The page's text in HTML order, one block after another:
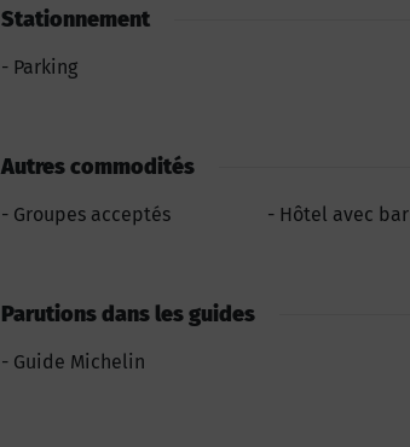
Stationnement
Parking
Autres commodités
Groupes acceptés Hôtel avec bar
Parutions dans les guides
Guide Michelin